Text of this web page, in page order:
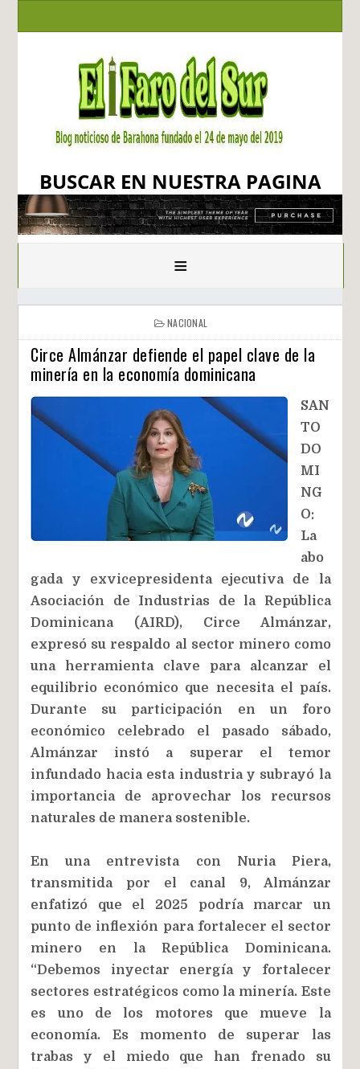
BUSCAR EN NUESTRA PAGINA
≡
NACIONAL
Circe Almánzar defiende el papel clave de la
minería en la economía dominicana
SAN
TO
DO
MI
NG
O:
La
abo
gada y exvicepresidenta ejecutiva de la
Asociación de Industrias de la República
Dominicana (AIRD), Circe Almánzar,
expresó su respaldo al sector minero como
una herramienta clave para alcanzar el
equilibrio económico que necesita el país.
Durante su participación en un foro
económico celebrado el pasado sábado,
Almánzar instó a superar el temor
infundado hacia esta industria y subrayó la
importancia de aprovechar los recursos
naturales de manera sostenible.
En una entrevista con Nuria Piera,
transmitida por el canal 9, Almánzar
enfatizó que el 2025 podría marcar un
punto de inflexión para fortalecer el sector
minero en la República Dominicana.
“Debemos inyectar energía y fortalecer
sectores estratégicos como la minería. Este
es uno de los motores que mueve la
economía. Es momento de superar las
trabas y el miedo que han frenado su